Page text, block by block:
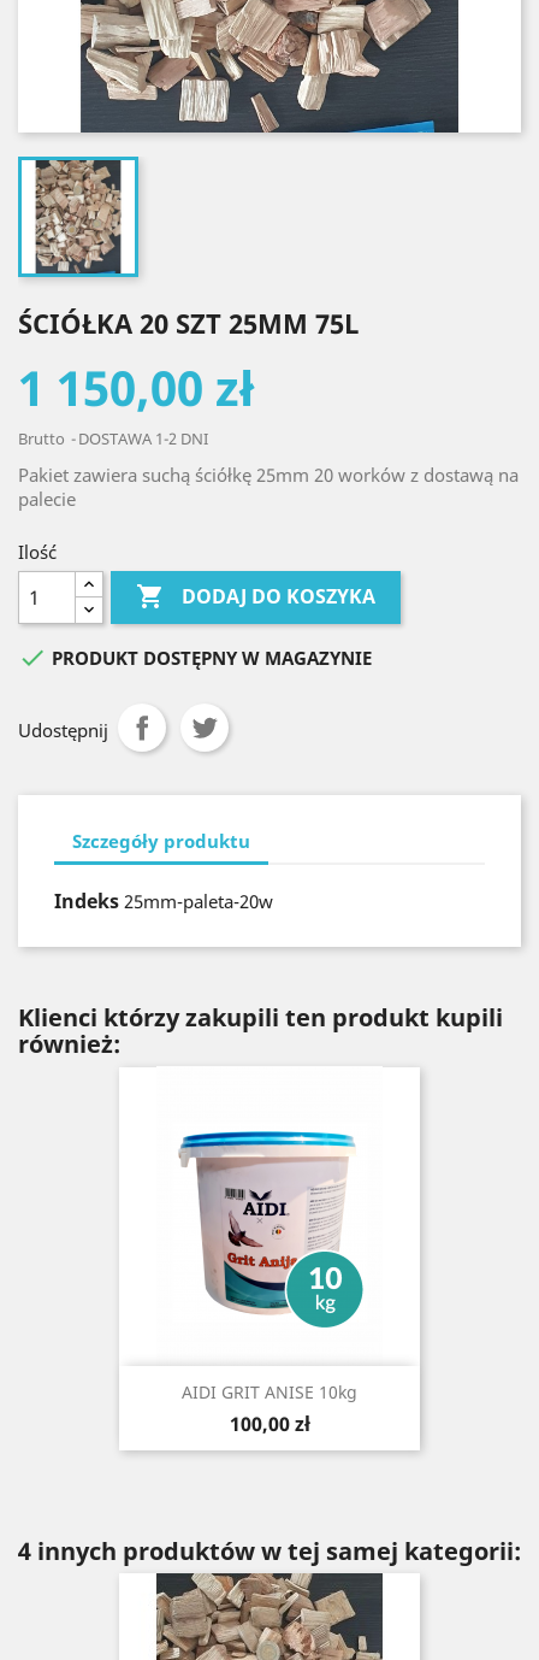
ŚCIÓŁKA 20 SZT 25MM 75L
1 150,00 zł
Brutto DOSTAWA 1-2 DNI
Pakiet zawiera suchą ściółkę 25mm 20 worków z dostawą na
palecie
Ilość
 DODAJ DO KOSZYKA
 PRODUKT DOSTĘPNY W MAGAZYNIE
Udostępnij
Szczegóły produktu
Indeks 25mm-paleta-20w
Klienci którzy zakupili ten produkt kupili
również:
AIDI GRIT ANISE 10kg
Cena
100,00 zł
4 innych produktów w tej samej kategorii: